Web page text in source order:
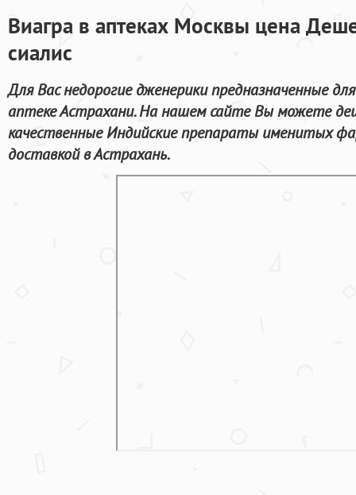
Виагра в аптеках Москвы цена
сиалис
Для Вас недорогие дженерики предназначенные
аптеке Астрахани. На нашем сайте Вы можете
качественные Индийские препараты именитых
доставкой в Астрахань.